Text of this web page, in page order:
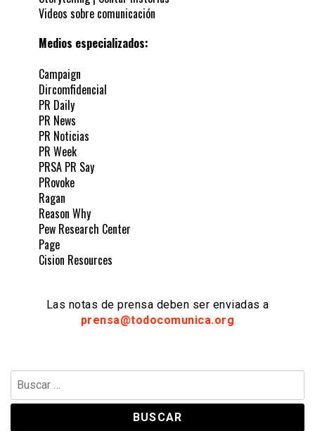
Videos sobre comunicación
Medios especializados:
Campaign
Dircomfidencial
PR Daily
PR News
PR Noticias
PR Week
PRSA PR Say
PRovoke
Ragan
Reason Why
Pew Research Center
Page
Cision Resources
Las notas de prensa deben ser enviadas a
prensa@todocomunica.org
Buscar: